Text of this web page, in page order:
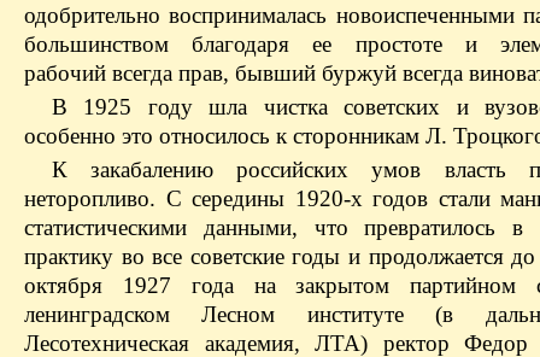
одобрительно воспринималась новоиспеченными
большинством благодаря ее простоте и
рабочий всегда прав, бывший буржуй всегда
В 1925 году шла чистка советских и
особенно это относилось к сторонникам Л.
К закабалению российских умов власть
неторопливо. С середины 1920‑х годов стали
статистическими данными, что превратилось в
практику во все советские годы и продолжается
октября 1927 года на закрытом партийном
ленинградском Лесном институте (в
Лесотехническая академия, ЛТА) ректор Федор